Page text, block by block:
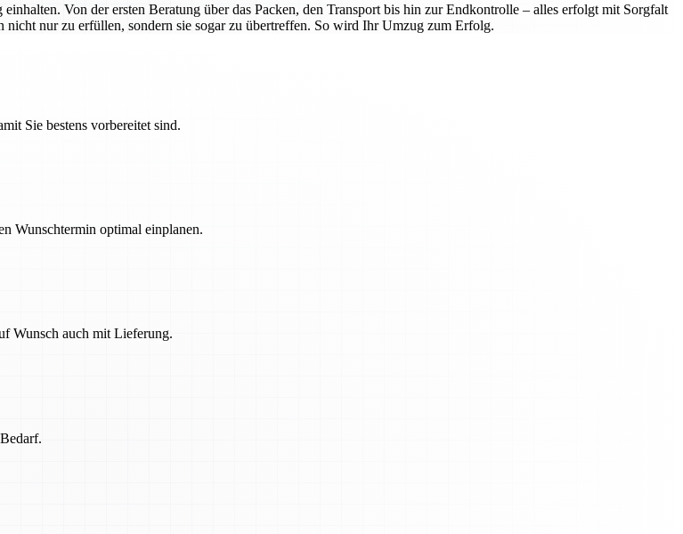
Von der ersten Beratung über das Packen, den Transport bis hin zur Endkontrolle – alles erfolgt mit Sorgfalt
nur zu erfüllen, sondern sie sogar zu übertreffen. So wird Ihr Umzug zum Erfolg.
Sie bestens vorbereitet sind.
Wunschtermin optimal einplanen.
Wunsch auch mit Lieferung.